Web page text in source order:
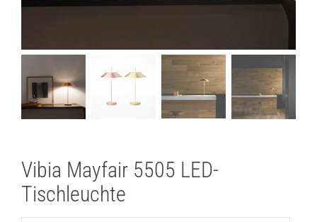
Ratgeber
Vibia Mayfair 5505 LED-
Tischleuchte